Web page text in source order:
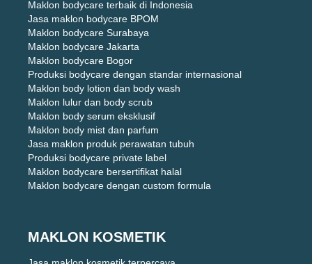
Maklon bodycare terbaik di Indonesia
Jasa maklon bodycare BPOM
Maklon bodycare Surabaya
Maklon bodycare Jakarta
Maklon bodycare Bogor
Produksi bodycare dengan standar internasional
Maklon body lotion dan body wash
Maklon lulur dan body scrub
Maklon body serum eksklusif
Maklon body mist dan parfum
Jasa maklon produk perawatan tubuh
Produksi bodycare private label
Maklon bodycare bersertifikat halal
Maklon bodycare dengan custom formula
MAKLON KOSMETIK